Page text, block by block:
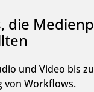
die
und Video bis
von Workflows.